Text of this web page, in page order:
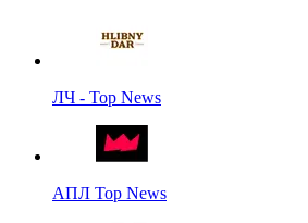
ЛЧ - Top News
АПЛ Top News